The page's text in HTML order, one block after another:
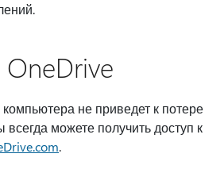
не приведет к потере
можете получить доступ к
.